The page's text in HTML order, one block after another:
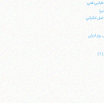
قمي
لنكراني
ايران